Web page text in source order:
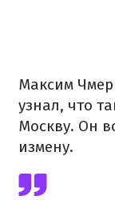
Максим
узнал, что
Москву. Он
измену.